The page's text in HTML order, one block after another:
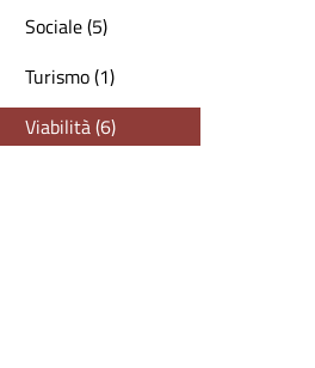
Sociale (5)
Turismo (1)
Viabilità (6)